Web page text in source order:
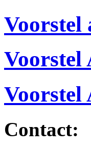
Voorstel
Voorstel
Voorstel
Contact: